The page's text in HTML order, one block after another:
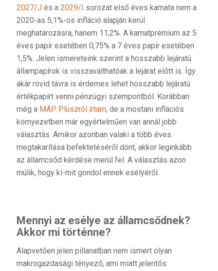
2027/Jés a 2029/I sorozat első éves kamata nem a
2020-as 5,1%-os infláció alapján kerül
meghatározásra, hanem 11,2%. A kamatprémium az 5
éves papír esetében 0,75% a 7 éves papír esetében
1,5%. Jelen ismereteink szerint a hosszabb lejáratú
állampapírok is visszaválthatóak a lejárat előtt is. Így
akár rövid távra is érdemes lehet hosszabb lejáratú
értékpapírt venni pénzügyi szempontból. Korábban
még a MÁP Pluszról írtam, de a mostani inflációs
környezetben már egyértelműen van annál jobb
választás. Amikor azonban valaki a több éves
megtakarítása befektetéséről dönt, akkor leginkább
az államcsőd kérdése merül fel. A választás azon
múlik, hogy ki-mit gondol ennek esélyéről.
Mennyi az esélye az államcsődnek?
Akkor mi történne?
Alapvetően jelen pillanatban nem ismert olyan
makrogazdasági tényező, ami miatt jelentős